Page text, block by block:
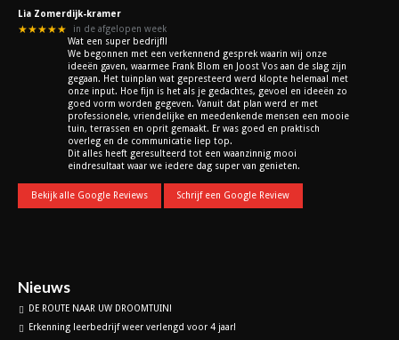
Lia Zomerdijk-kramer
★★★★★
in de afgelopen week
Wat een super bedrijf!!
We begonnen met een verkennend gesprek waarin wij onze
ideeën gaven, waarmee Frank Blom en Joost Vos aan de slag zijn
gegaan. Het tuinplan wat gepresteerd werd klopte helemaal met
onze input. Hoe fijn is het als je gedachtes, gevoel en ideeën zo
goed vorm worden gegeven. Vanuit dat plan werd er met
professionele, vriendelijke en meedenkende mensen een mooie
tuin, terrassen en oprit gemaakt. Er was goed en praktisch
overleg en de communicatie liep top.
Dit alles heeft geresulteerd tot een waanzinnig mooi
eindresultaat waar we iedere dag super van genieten.
Bekijk alle Google Reviews Schrijf een Google Review
Nieuws
DE ROUTE NAAR UW DROOMTUIN!
Erkenning leerbedrijf weer verlengd voor 4 jaar!